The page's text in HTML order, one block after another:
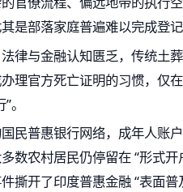
是部落家庭普遍难以完成登
律与金融认知匮乏，传统土
理官方死亡证明的习惯，仅
。
民普惠银行网络，成年人账
数农村居民仍停留在 “形式
撕开了印度普惠金融 “表面普